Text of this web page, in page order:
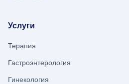
Услуги
Терапия
Гастроэнтерология
Гинекология